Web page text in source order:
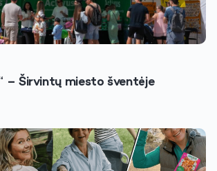
– Širvintų miesto šventėje